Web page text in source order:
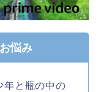
悩み
年と瓶の中の